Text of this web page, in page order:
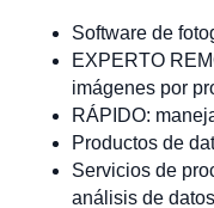
Software de
EXPERTO
imágenes por
RÁPIDO:
Productos de
Servicios de
análisis de